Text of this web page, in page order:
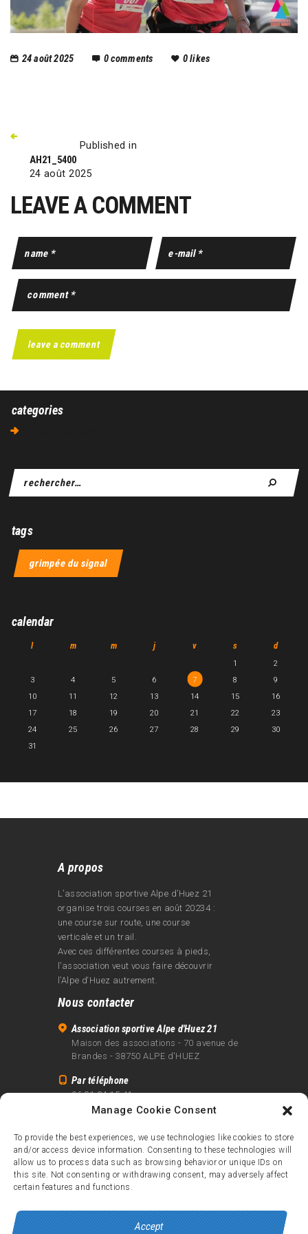
Manage Cookie Consent
To provide the best experiences, we use technologies like cookies to store
and/or access device information. Consenting to these technologies will
allow us to process data such as browsing behavior or unique IDs on
this site. Not consenting or withdrawing consent, may adversely affect
certain features and functions.
Accept
24 août 2025 0comments 0likes
Published in
AH21_5400
24 août 2025
LEAVE A COMMENT
categories
tags
grimpée du signal
calendar
l m m j v s d
1
2
3
4 5 6 7 8
9
10
11 12 13 14 15
16
17
18 19 20 21 22
23
24
25 26 27 28 29
30
31
A propos
L’association sportive Alpe d’Huez 21
organise trois courses en août 20234 :
une course sur route, une course
verticale et un trail.
Avec ces différentes courses à pieds,
l’association veut vous faire découvrir
l’Alpe d‘Huez autrement.
Nous contacter
Association sportive Alpe d'Huez 21
Maison des associations - 70 avenue de
Brandes - 38750 ALPE d'HUEZ
Par téléphone
06 81 24 15 41
info@alpe21.fr
Mentions légales
Contact
crédits